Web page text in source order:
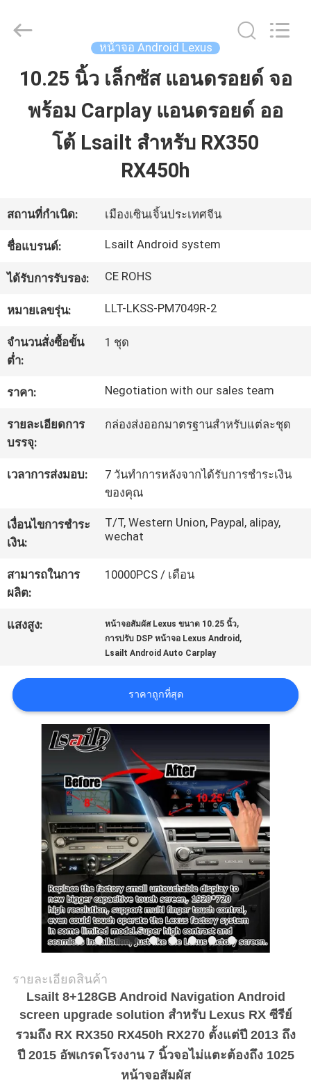
บ้าน
เกี่ยว
กับ
เรา
ทัวร์
โรงงาน
ควบคุม
คุณภาพ
ติดต่อ
เรา
แผนผัง
เว็บไซต์
PRIVACY
POLICY
Automobile
Electron
Reserved.
หน้าจอ Android Lexus
10.25 นิ้ว เล็กซัส แอนดรอยด์ จอ
พร้อม Carplay แอนดรอยด์ ออ
โต้ Lsailt สําหรับ RX350
RX450h
สถานที่กำเนิด: เมืองเซินเจิ้นประเทศจีน
ชื่อแบรนด์: Lsailt Android system
ได้รับการรับรอง: CE ROHS
หมายเลขรุ่น: LLT-LKSS-PM7049R-2
จำนวนสั่งซื้อขั้น
ต่ำ:
1 ชุด
ราคา: Negotiation with our sales team
รายละเอียดการ
บรรจุ:
กล่องส่งออกมาตรฐานสำหรับแต่ละชุด
เวลาการส่งมอบ:
7 วันทำการหลังจากได้รับการชำระเงิน
ของคุณ
เงื่อนไขการชำระ
เงิน:
T/T, Western Union, Paypal, alipay,
wechat
สามารถในการ
ผลิต:
10000PCS / เดือน
แสงสูง: หน้าจอสัมผัส Lexus ขนาด 10.25 นิ้ว,
การปรับ DSP หน้าจอ Lexus Android ,
Lsailt Android Auto Carplay
ราคาถูกที่สุด
รายละเอียดสินค้า
Lsailt 8+128GB Android Navigation Android
screen upgrade solution สําหรับ Lexus RX ซีรีย์
รวมถึง RX RX350 RX450h RX270 ตั้งแต่ปี 2013 ถึง
ปี 2015 อัพเกรดโรงงาน 7 นิ้วจอไม่แตะต้องถึง 1025
หน้าจอสัมผัส